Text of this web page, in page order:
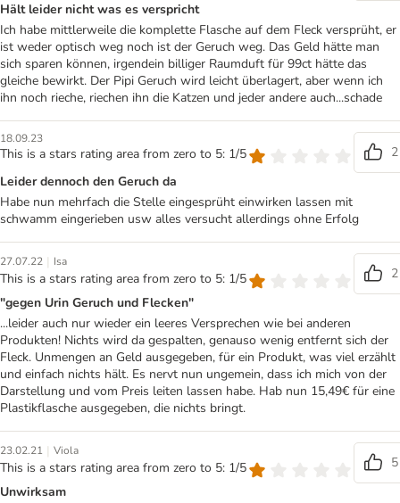
Hält leider nicht was es verspricht
Ich habe mittlerweile die komplette Flasche auf dem Fleck versprüht, er
ist weder optisch weg noch ist der Geruch weg. Das Geld hätte man
sich sparen können, irgendein billiger Raumduft für 99ct hätte das
gleiche bewirkt. Der Pipi Geruch wird leicht überlagert, aber wenn ich
ihn noch rieche, riechen ihn die Katzen und jeder andere auch...schade
18.09.23
This is a stars rating area from zero to 5: 1/5
2
Leider dennoch den Geruch da
Habe nun mehrfach die Stelle eingesprüht einwirken lassen mit
schwamm eingerieben usw alles versucht allerdings ohne Erfolg
27.07.22 | Isa
This is a stars rating area from zero to 5: 1/5
2
"gegen Urin Geruch und Flecken"
...leider auch nur wieder ein leeres Versprechen wie bei anderen
Produkten! Nichts wird da gespalten, genauso wenig entfernt sich der
Fleck. Unmengen an Geld ausgegeben, für ein Produkt, was viel erzählt
und einfach nichts hält. Es nervt nun ungemein, dass ich mich von der
Darstellung und vom Preis leiten lassen habe. Hab nun 15,49€ für eine
Plastikflasche ausgegeben, die nichts bringt.
23.02.21 | Viola
This is a stars rating area from zero to 5: 1/5
5
Unwirksam